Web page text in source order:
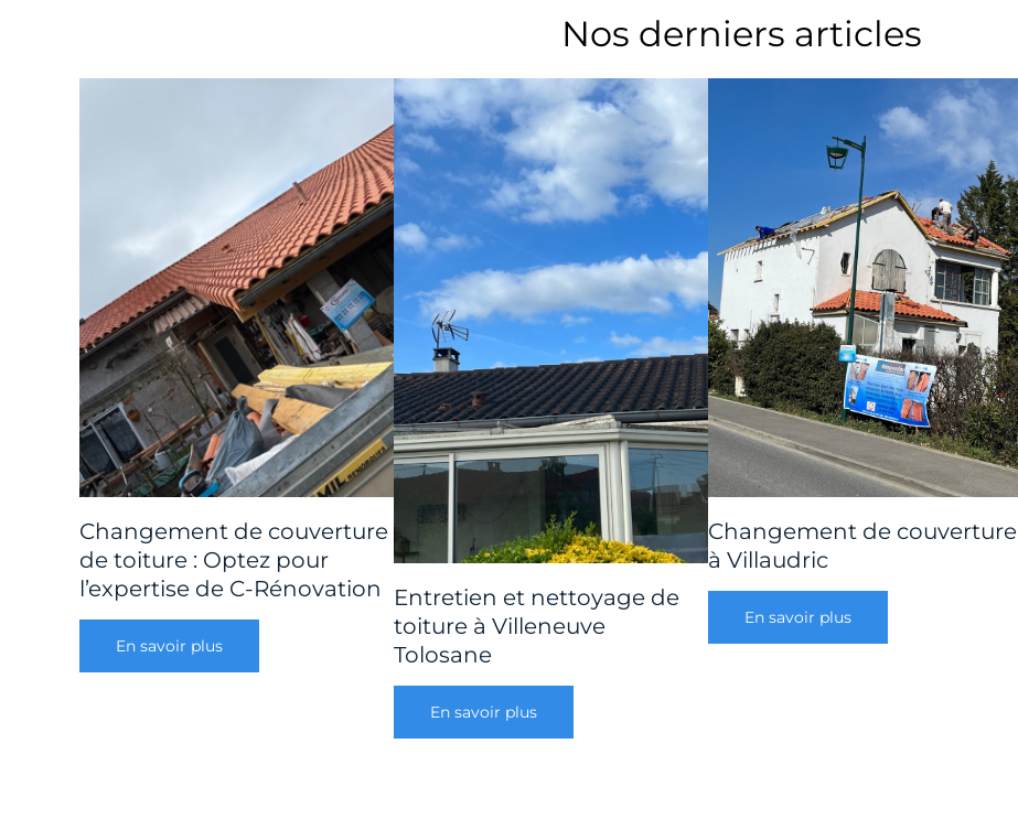
Nos derniers articles
Changement de couverture
de toiture : Optez pour
l’expertise de C-Rénovation
En savoir plus
Entretien et nettoyage de
toiture à Villeneuve
Tolosane
En savoir plus
Changement de couverture
à Villaudric
En savoir plus